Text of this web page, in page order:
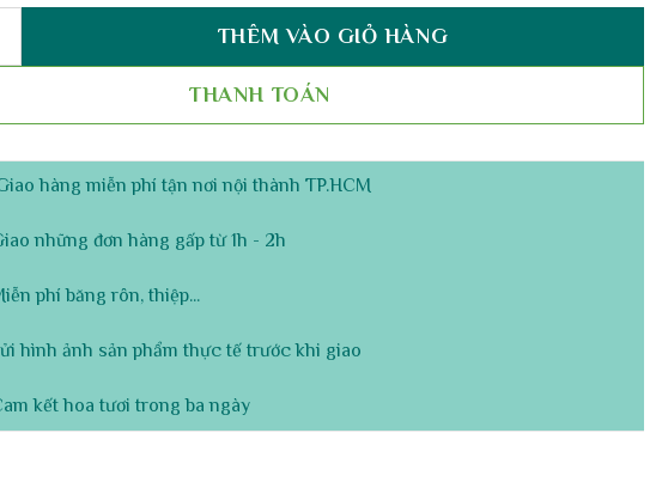
mini 5 cành - Chúc Mừng Sinh Nhật số lượng
THÊM VÀO GIỎ HÀNG
THANH TOÁN
hàng miễn phí tận nơi nội thành TP.HCM
những đơn hàng gấp từ 1h - 2h
phí băng rôn, thiệp...
hình ảnh sản phẩm thực tế trước khi giao
kết hoa tươi trong ba ngày